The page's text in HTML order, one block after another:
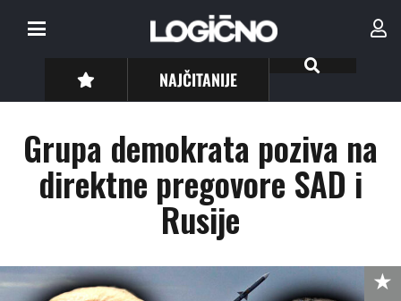
NAJČITANIJE
Grupa demokrata poziva na
direktne pregovore SAD i
Rusije